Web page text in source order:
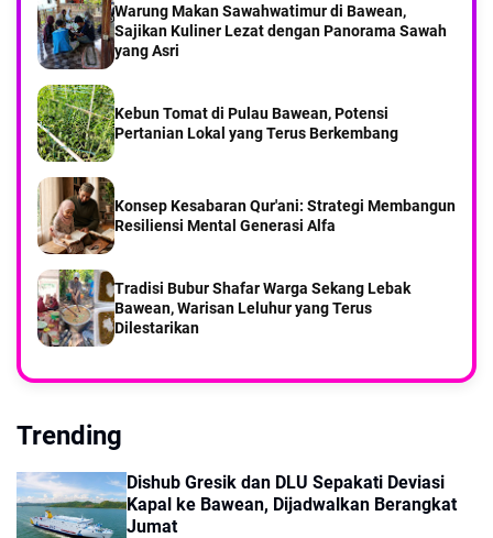
Part 6 Menyusuri Desa Balikterus Pulau Bawean
Pengasuh Ponpes Hasan Jufri Kiai Najahul Umam,
Turut Cari Ahmad Nizam Nelayan Bawean yang
Hilang
Warung Makan Sawahwatimur di Bawean,
Sajikan Kuliner Lezat dengan Panorama Sawah
yang Asri
Kebun Tomat di Pulau Bawean, Potensi
Pertanian Lokal yang Terus Berkembang
Konsep Kesabaran Qur'ani: Strategi Membangun
Resiliensi Mental Generasi Alfa
Tradisi Bubur Shafar Warga Sekang Lebak
Bawean, Warisan Leluhur yang Terus
Dilestarikan
Trending
Dishub Gresik dan DLU Sepakati Deviasi
Kapal ke Bawean, Dijadwalkan Berangkat
Jumat